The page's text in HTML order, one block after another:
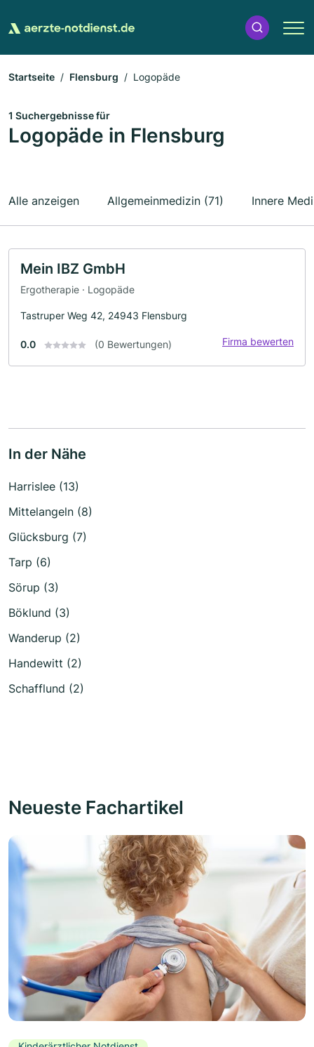
Startseite Flensburg Logopäde
1 Suchergebnisse für
Logopäde in Flensburg
Alle anzeigen Allgemeinmedizin (71) Innere
Mein IBZ GmbH
Ergotherapie · Logopäde
Tastruper Weg 42, 24943 Flensburg
0.0 (0 Bewertungen) Firma bewerten
In der Nähe
Harrislee (13)
Mittelangeln (8)
Glücksburg (7)
Tarp (6)
Sörup (3)
Böklund (3)
Wanderup (2)
Handewitt (2)
Schafflund (2)
Neueste Fachartikel